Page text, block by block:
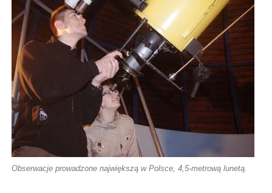
Obserwacje prowadzone największą w Polsce, 4,5-metrową lunetą.